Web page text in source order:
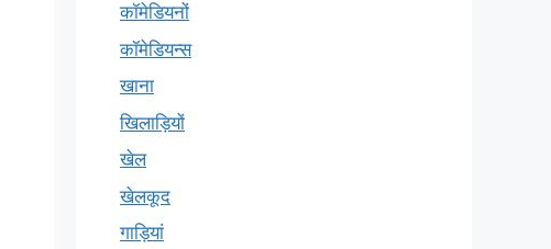
कॉमेडियनों
कॉमेडियन्स
खाना
खिलाड़ियों
खेल
खेलकूद
गाड़ियां